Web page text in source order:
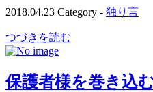
2018.04.23 Category - 独り言
つづきを読む
保護者様を巻き込